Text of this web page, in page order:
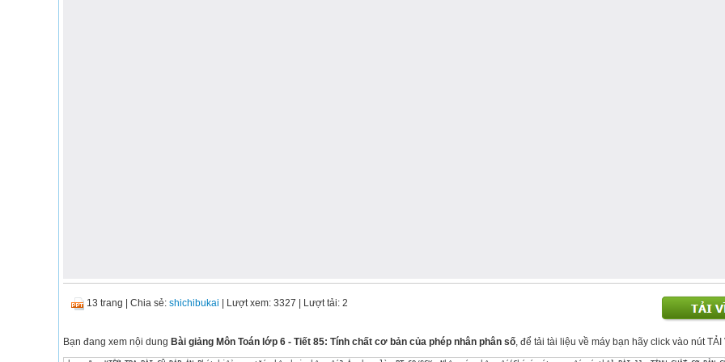
13 trang Chia sẻ: shichibukai | Lượt xem: 3327 | Lượt tải: 2
Bạn đang xem nội dung Bài giảng Môn Toán lớp 6 - Tiết 85: Tính chất cơ bản của phép nhân phân số, để tải tài liệu về máy bạn hãy click vào nút TẢI